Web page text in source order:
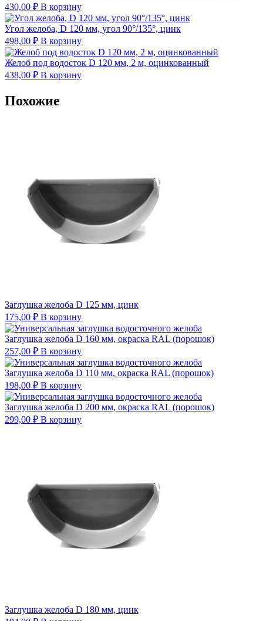
430,00 ₽ В корзину
Угол желоба, D 120 мм, угол 90°/135°, цинк
498,00 ₽ В корзину
Желоб под водосток D 120 мм, 2 м, оцинкованный
438,00 ₽ В корзину
Похожие
Заглушка желоба D 125 мм, цинк
175,00 ₽ В корзину
Заглушка желоба D 160 мм, окраска RAL (порошок)
257,00 ₽ В корзину
Заглушка желоба D 110 мм, окраска RAL (порошок)
198,00 ₽ В корзину
Заглушка желоба D 200 мм, окраска RAL (порошок)
299,00 ₽ В корзину
Заглушка желоба D 180 мм, цинк